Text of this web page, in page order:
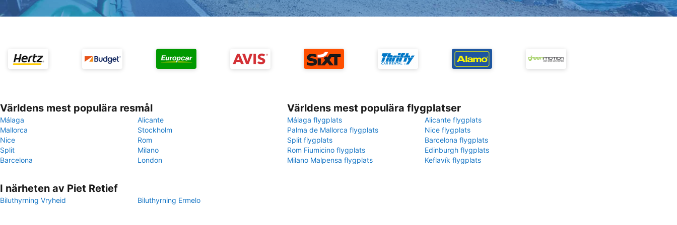
Världens mest populära resmål
Málaga
Alicante
Mallorca
Stockholm
Nice
Rom
Split
Milano
Barcelona
London
Världens mest populära flygplatser
Málaga flygplats
Alicante flygplats
Palma de Mallorca flygplats
Nice flygplats
Split flygplats
Barcelona flygplats
Rom Fiumicino flygplats
Edinburgh flygplats
Milano Malpensa flygplats
Keflavík flygplats
I närheten av Piet Retief
Biluthyrning Vryheid Biluthyrning Ermelo